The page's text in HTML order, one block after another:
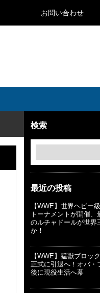
お問い合わせ
検索
最近の投稿
【WWE】世界ヘビー
トーナメントが開催、
のルチャドールが世界
か！
【WWE】猛獣ブロッ
正式に引退へ！オバ・
後に現役生活へ幕